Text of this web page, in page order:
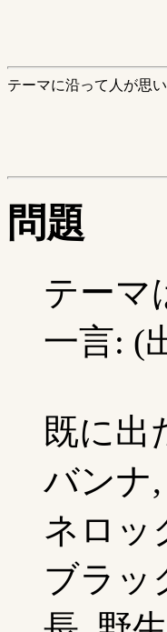
テーマに沿って人が思
問題
テーマ
一言: (
既に出
バンナ
ネロッ
ブラッ